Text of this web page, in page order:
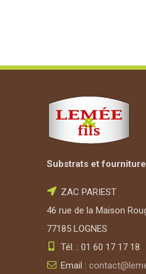
Substrats et
ZAC PARIEST
46 rue de la Maison
77185 LOGNES
Tél. : 01 60 17 17 18
Email :